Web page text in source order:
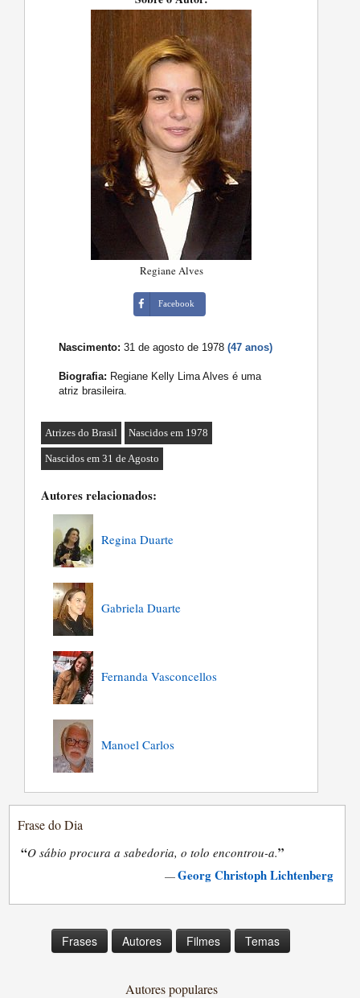
Regiane Alves
Facebook
Nascimento: 31 de agosto de 1978(47 anos)
Biografia: Regiane Kelly Lima Alves é uma
atriz brasileira.
Atrizes do Brasil Nascidos em 1978
Nascidos em 31 de Agosto
Autores relacionados:
Regina Duarte
Gabriela Duarte
Fernanda Vasconcellos
Manoel Carlos
Frase do Dia
“O sábio procura a sabedoria, o tolo encontrou-a.”
—Georg Christoph Lichtenberg
Frases Autores Filmes Temas
Autores populares